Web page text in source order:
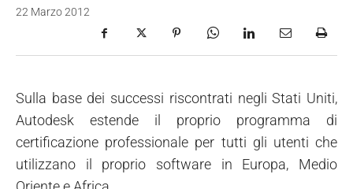
22 Marzo 2012
Sulla base dei successi riscontrati negli Stati Uniti,
Autodesk estende il proprio programma di
certificazione professionale per tutti gli utenti che
utilizzano il proprio software in Europa, Medio